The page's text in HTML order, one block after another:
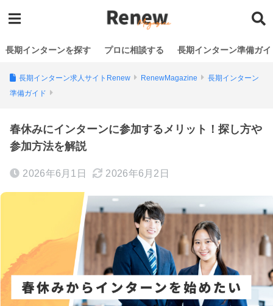
長期インターンを探す プロに相談する 長期インターン準備ガイ
長期インターン求人サイトRenew RenewMagazine
長期インターン
準備ガイド
春休みにインターンに参加するメリット！探し方や
参加方法を解説
2026年6月1日 2026年6月2日